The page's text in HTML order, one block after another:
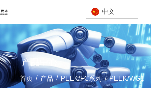
中文
产品中心
首页/产品 /PEEK/FC系列 /PEEK/WG1